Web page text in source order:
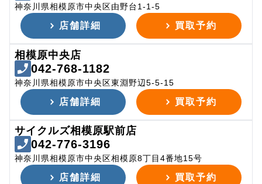
神奈川県相模原市中央区由野台1-1-5
店舗詳細 買取予約
相模原中央店
042-768-1182
神奈川県相模原市中央区東淵野辺5-5-15
店舗詳細 買取予約
サイクルズ相模原駅前店
042-776-3196
神奈川県相模原市中央区相模原8丁目4番地15号
店舗詳細 買取予約